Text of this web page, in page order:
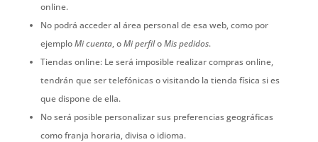
online.
No podrá acceder al área personal de esa web, como por
ejemploMi cuenta, oMi perfiloMis pedidos.
Tiendas online: Le será imposible realizar compras online,
tendrán que ser telefónicas o visitando la tienda física si es
que dispone de ella.
No será posible personalizar sus preferencias geográficas
como franja horaria, divisa o idioma.